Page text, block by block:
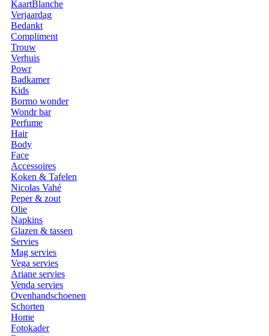
KaartBlanche
Verjaardag
Bedankt
Compliment
Trouw
Verhuis
Powr
Badkamer
Kids
Bormo wonder
Wondr bar
Perfume
Hair
Body
Face
Accessoires
Koken & Tafelen
Nicolas Vahé
Peper & zout
Olie
Napkins
Glazen & tassen
Servies
Mag servies
Vega servies
Ariane servies
Venda servies
Ovenhandschoenen
Schorten
Home
Fotokader